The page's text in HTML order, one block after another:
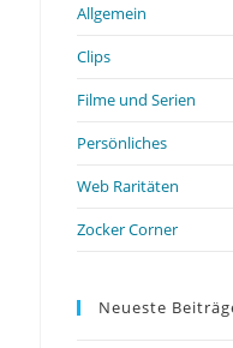
Allgemein
Clips
Filme und Serien
Persönliches
Web Raritäten
Zocker Corner
Neueste